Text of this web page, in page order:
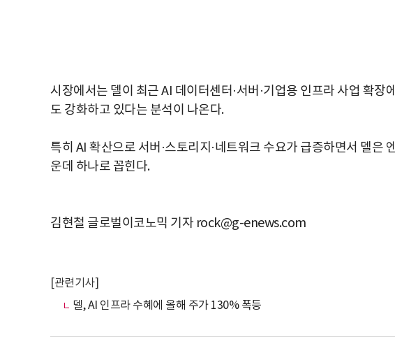
시장에서는 델이 최근 AI 데이터센터·서버·기업용 인프라 사업 확장
도 강화하고 있다는 분석이 나온다.
특히 AI 확산으로 서버·스토리지·네트워크 수요가 급증하면서 델은
운데 하나로 꼽힌다.
김현철 글로벌이코노믹 기자 rock@g-enews.com
[관련기사]
델, AI 인프라 수혜에 올해 주가 130% 폭등